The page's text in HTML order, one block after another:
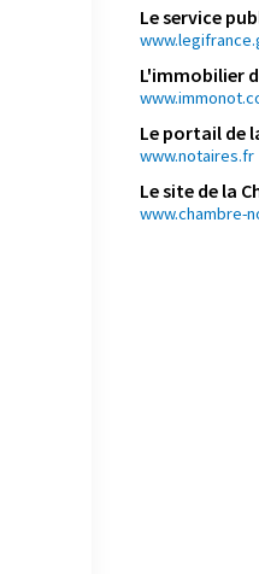
Le service
L'immobilier
Le portail de
www.notaires.fr
Le site de la
www.chambre-